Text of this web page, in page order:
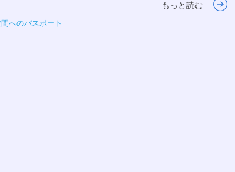
もっと読む...
へのパスポート